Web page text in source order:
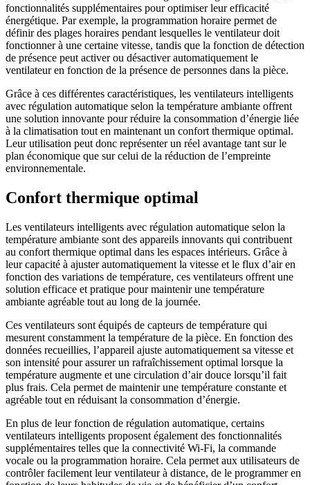
fonctionnalités supplémentaires pour optimiser leur efficacité
énergétique. Par exemple, la programmation horaire permet de
définir des plages horaires pendant lesquelles le ventilateur doit
fonctionner à une certaine vitesse, tandis que la fonction de détection
de présence peut activer ou désactiver automatiquement le
ventilateur en fonction de la présence de personnes dans la pièce.
Grâce à ces différentes caractéristiques, les ventilateurs intelligents
avec régulation automatique selon la température ambiante offrent
une solution innovante pour réduire la consommation d’énergie liée
à la climatisation tout en maintenant un confort thermique optimal.
Leur utilisation peut donc représenter un réel avantage tant sur le
plan économique que sur celui de la réduction de l’empreinte
environnementale.
Confort thermique optimal
Les ventilateurs intelligents avec régulation automatique selon la
température ambiante sont des appareils innovants qui contribuent
au confort thermique optimal dans les espaces intérieurs. Grâce à
leur capacité à ajuster automatiquement la vitesse et le flux d’air en
fonction des variations de température, ces ventilateurs offrent une
solution efficace et pratique pour maintenir une température
ambiante agréable tout au long de la journée.
Ces ventilateurs sont équipés de capteurs de température qui
mesurent constamment la température de la pièce. En fonction des
données recueillies, l’appareil ajuste automatiquement sa vitesse et
son intensité pour assurer un rafraîchissement optimal lorsque la
température augmente et une circulation d’air douce lorsqu’il fait
plus frais. Cela permet de maintenir une température constante et
agréable tout en réduisant la consommation d’énergie.
En plus de leur fonction de régulation automatique, certains
ventilateurs intelligents proposent également des fonctionnalités
supplémentaires telles que la connectivité Wi-Fi, la commande
vocale ou la programmation horaire. Cela permet aux utilisateurs de
contrôler facilement leur ventilateur à distance, de le programmer en